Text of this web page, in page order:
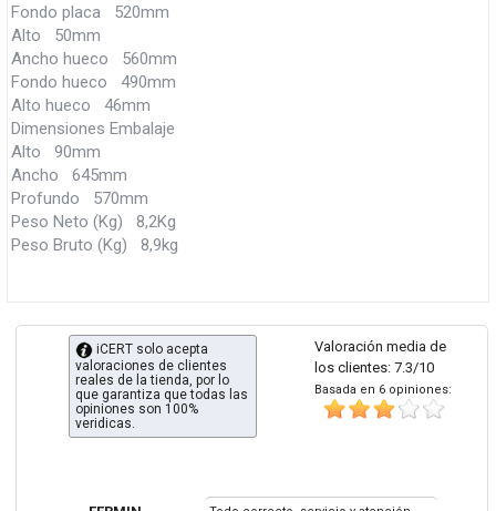
Fondo placa 520mm
Alto 50mm
Ancho hueco 560mm
Fondo hueco 490mm
Alto hueco 46mm
Dimensiones Embalaje
Alto 90mm
Ancho 645mm
Profundo 570mm
Peso Neto (Kg) 8,2Kg
Peso Bruto (Kg) 8,9kg
Valoración media de
los clientes: 7.3/10
Basada en 6 opiniones:
iCERT solo acepta
valoraciones de clientes
reales de la tienda, por lo
que garantiza que todas las
opiniones son 100%
veridicas.